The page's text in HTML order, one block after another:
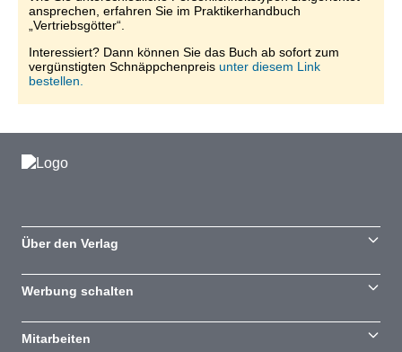
ansprechen, erfahren Sie im Praktikerhandbuch
„Vertriebsgötter“.
Interessiert? Dann können Sie das Buch ab sofort zum
vergünstigten Schnäppchenpreis unter diesem Link
bestellen.
Über den Verlag
Werbung schalten
Mitarbeiten